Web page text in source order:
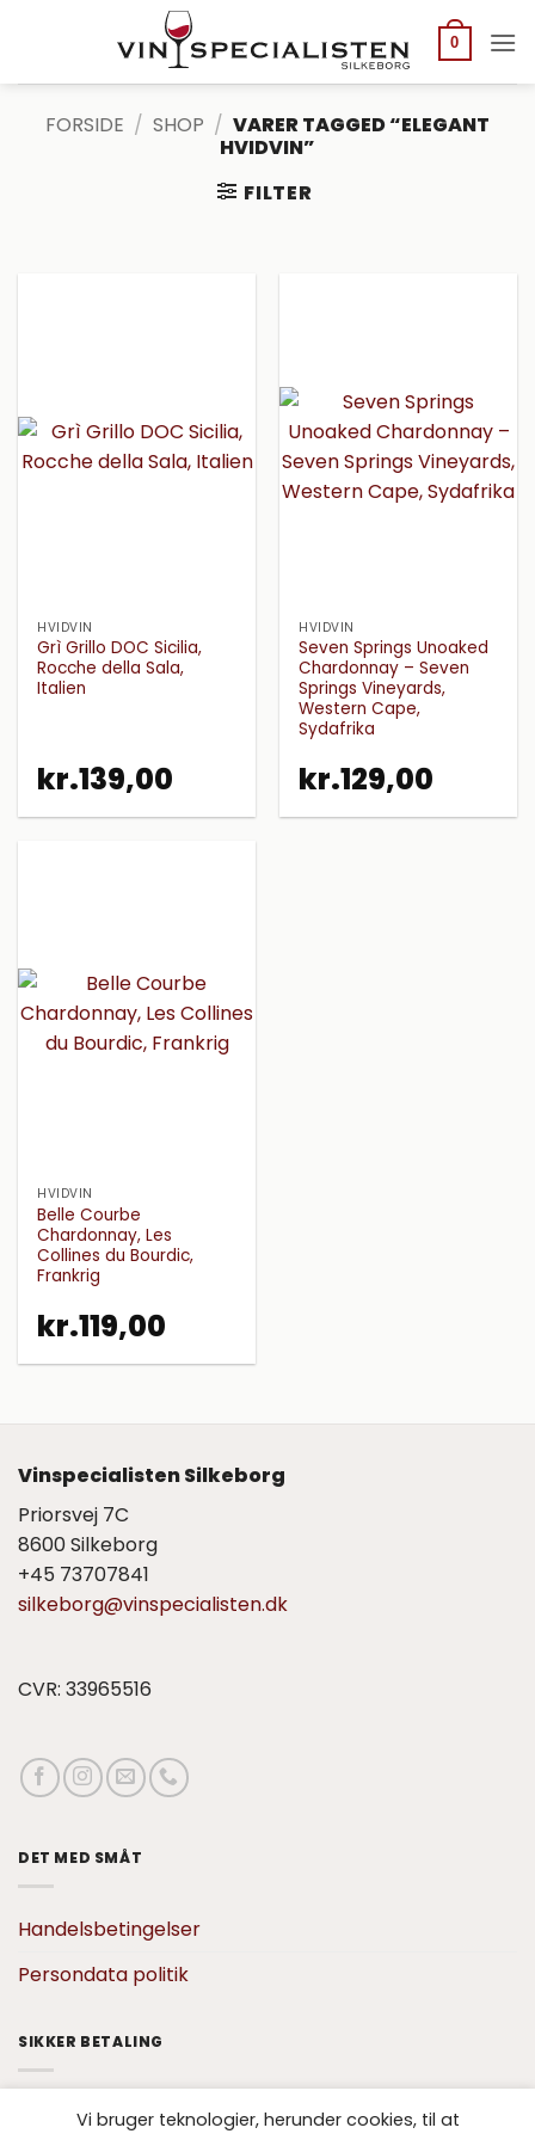
0
FORSIDE / SHOP / VARER TAGGED “ELEGANT
HVIDVIN”
FILTER
HVIDVIN
Grì Grillo DOC Sicilia,
Rocche della Sala,
Italien
kr.139,00
HVIDVIN
Seven Springs Unoaked
Chardonnay – Seven
Springs Vineyards,
Western Cape,
Sydafrika
kr.129,00
HVIDVIN
Belle Courbe
Chardonnay, Les
Collines du Bourdic,
Frankrig
kr.119,00
Vinspecialisten Silkeborg
Priorsvej 7C
8600 Silkeborg
+45 73707841
silkeborg@vinspecialisten.dk
CVR: 33965516
DET MED SMÅT
Handelsbetingelser
Persondata politik
SIKKER BETALING
Vi bruger teknologier, herunder cookies, til at